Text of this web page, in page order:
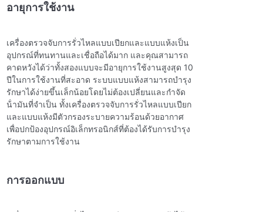
อายุการใช้งาน
เครื่องตรวจจับการรั่วไหลแบบเปียกและแบบแห้งเป็น
อุปกรณ์ที่ทนทานและเชื่อถือได้มาก และคุณสามารถ
คาดหวังได้ว่าทั้งสองแบบจะมีอายุการใช้งานสูงสุด 10
ปีในการใช้งานที่สะอาด ระบบแบบแห้งสามารถบํารุง
รักษาได้ง่ายขึ้นเล็กน้อยโดยไม่ต้องเปลี่ยนและกําจัด
น้ํามันที่จําเป็น ทั้งเครื่องตรวจจับการรั่วไหลแบบเปียก
และแบบแห้งมีตัวกรองระบายความร้อนด้วยอากาศ
เพื่อปกป้องอุปกรณ์อิเล็กทรอนิกส์ที่ต้องได้รับการบํารุง
รักษาตามการใช้งาน
การออกแบบ